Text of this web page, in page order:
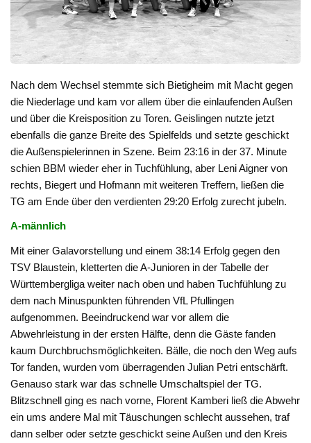
Nach dem Wechsel stemmte sich Bietigheim mit Macht gegen
die Niederlage und kam vor allem über die einlaufenden Außen
und über die Kreisposition zu Toren. Geislingen nutzte jetzt
ebenfalls die ganze Breite des Spielfelds und setzte geschickt
die Außenspielerinnen in Szene. Beim 23:16 in der 37. Minute
schien BBM wieder eher in Tuchfühlung, aber Leni Aigner von
rechts, Biegert und Hofmann mit weiteren Treffern, ließen die
TG am Ende über den verdienten 29:20 Erfolg zurecht jubeln.
A-männlich
Mit einer Galavorstellung und einem 38:14 Erfolg gegen den
TSV Blaustein, kletterten die A-Junioren in der Tabelle der
Württembergliga weiter nach oben und haben Tuchfühlung zu
dem nach Minuspunkten führenden VfL Pfullingen
aufgenommen. Beeindruckend war vor allem die
Abwehrleistung in der ersten Hälfte, denn die Gäste fanden
kaum Durchbruchsmöglichkeiten. Bälle, die noch den Weg aufs
Tor fanden, wurden vom überragenden Julian Petri entschärft.
Genauso stark war das schnelle Umschaltspiel der TG.
Blitzschnell ging es nach vorne, Florent Kamberi ließ die Abwehr
ein ums andere Mal mit Täuschungen schlecht aussehen, traf
dann selber oder setzte geschickt seine Außen und den Kreis